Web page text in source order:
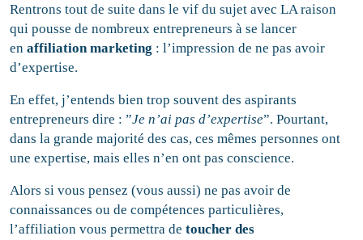
Rentrons tout de suite dans le vif du sujet avec LA raison
qui pousse de nombreux entrepreneurs à se lancer
enaffiliation marketing : l’impression de ne pas avoir
d’expertise.
En effet, j’entends bien trop souvent des aspirants
entrepreneurs dire : ”Je n’ai pas d’expertise”. Pourtant,
dans la grande majorité des cas, ces mêmes personnes ont
une expertise, mais elles n’en ont pas conscience.
Alors si vous pensez (vous aussi) ne pas avoir de
connaissances ou de compétences particulières,
l’affiliation vous permettra detoucher des